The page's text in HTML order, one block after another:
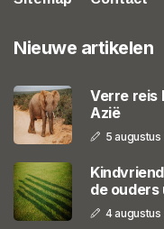
Nieuwe artikelen
Verre reis
Azië
5
de
4